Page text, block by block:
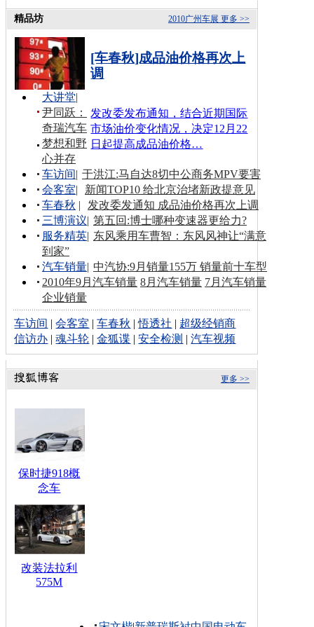
更多 >>
2010广州车展
精品坊
[车春秋]成品油价格再次上
调
发改委发布通知，结合近期国际
市场油价变化情况，决定12月22
日起提高成品油价格…
大讲堂|
尹同跃：
奇瑞汽车
梦想和野
心并存
车访间| 于洪江:马自达8切中公商务MPV要害
会客室|
新闻TOP10 给北京治堵新政提意见
车春秋 |
发改委发通知 成品油价格再次上调
三博演议| 第五回:博士哪种变速器更给力?
服务精英| 东风乘用车曹智：东风风神让“满意
到家”
汽车销量| 中汽协:9月销量155万 销量前十车型
2010年9月汽车销量 8月汽车销量 7月汽车销量
企业销量
车访间 |会客室 |车春秋 |悟透社 | 超级经销商
信访办 |魂斗轮 |金狐谍 |安全检测 |汽车视频
更多 >>
保时捷918概
念车
改装法拉利
575M